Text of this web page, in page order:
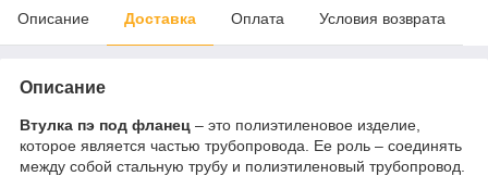
Описание Доставка Оплата Условия возврата
Описание
Втулка пэ под фланец – это полиэтиленовое изделие,
которое является частью трубопровода. Ее роль – соединять
между собой стальную трубу и полиэтиленовый трубопровод.